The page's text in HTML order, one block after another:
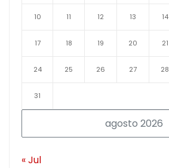
agosto 2026
10 11 12 13 14
17 18 19 20 21
24 25 26 27 28
31
« Jul